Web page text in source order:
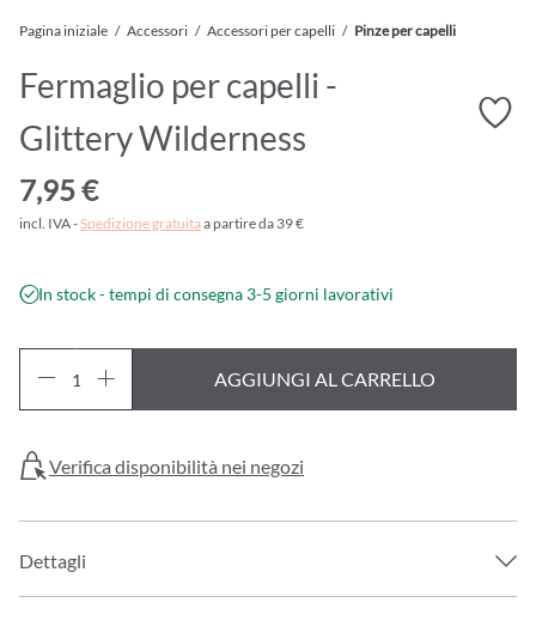
Pagina iniziale / Accessori / Accessori per capelli / Pinze per capelli
Fermaglio per capelli -
Glittery Wilderness
7,95 €
incl. IVA - Spedizione gratuitaa partire da 39 €
In stock - tempi di consegna 3-5 giorni lavorativi
AGGIUNGI AL CARRELLO
Verifica disponibilità nei negozi
Dettagli